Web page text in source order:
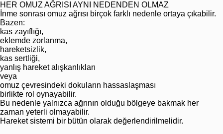
HER OMUZ AĞRISI AYNI NEDENDEN OLMAZ
İnme sonrası omuz ağrısı birçok farklı nedenle ortaya çıkabilir.
Bazen:
kas zayıflığı,
eklemde zorlanma,
hareketsizlik,
kas sertliği,
yanlış hareket alışkanlıkları
veya
omuz çevresindeki dokuların hassaslaşması
birlikte rol oynayabilir.
Bu nedenle yalnızca ağrının olduğu bölgeye bakmak her
zaman yeterli olmayabilir.
Hareket sistemi bir bütün olarak değerlendirilmelidir.